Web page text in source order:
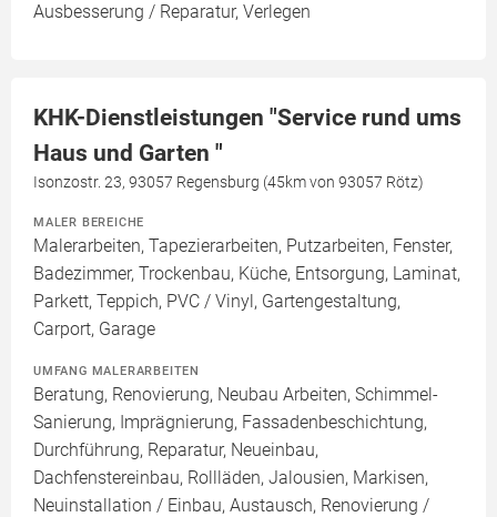
Ausbesserung / Reparatur, Verlegen
KHK-Dienstleistungen "Service rund ums
Haus und Garten "
Isonzostr. 23, 93057 Regensburg (45km von 93057 Rötz)
MALER BEREICHE
Malerarbeiten, Tapezierarbeiten, Putzarbeiten, Fenster,
Badezimmer, Trockenbau, Küche, Entsorgung, Laminat,
Parkett, Teppich, PVC / Vinyl, Gartengestaltung,
Carport, Garage
UMFANG MALERARBEITEN
Beratung, Renovierung, Neubau Arbeiten, Schimmel-
Sanierung, Imprägnierung, Fassadenbeschichtung,
Durchführung, Reparatur, Neueinbau,
Dachfenstereinbau, Rollläden, Jalousien, Markisen,
Neuinstallation / Einbau, Austausch, Renovierung /